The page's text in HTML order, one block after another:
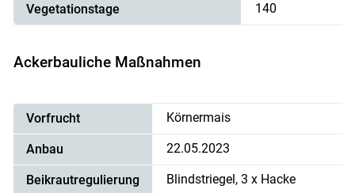
Skip to main content
Vegetationstage 140
Ackerbauliche Maßnahmen
Vorfrucht Körnermais
Anbau 22.05.2023
Beikrautregulierung Blindstriegel, 3 x Hacke